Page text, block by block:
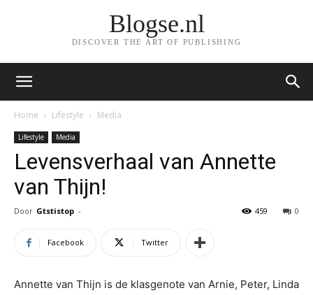
Blogse.nl
DISCOVER THE ART OF PUBLISHING
Home Lifestyle Media
Lifestyle Media
Levensverhaal van Annette
van Thijn!
Door Gtstistop - 0
459
Facebook Twitter
Annette van Thijn is de klasgenote van Arnie, Peter, Linda